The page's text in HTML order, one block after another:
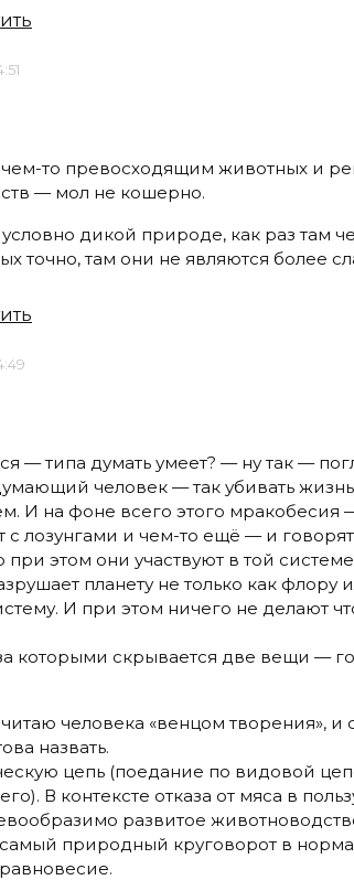
чем-то превосходящим животных и
— мол не кошерно.
условно дикой природе, как раз там
точно, там они не являются более
— типа думать умеет? — ну так —
человек — так убивать
И на фоне всего этого мракобесия
с лозунгами и чем-то ещё — и
этом они участвуют в той
планету не только как флору
И при этом ничего не делают
которыми скрывается две вещи —
человека «венцом творения», и
назвать.
цепь (поедание по видовой
В контексте отказа от мяса в
развитое
природный круговорот в